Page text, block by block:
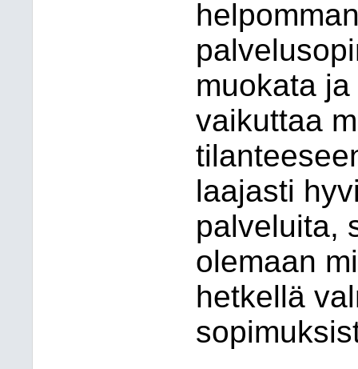
muokata
vaikuttaa
laajasti
palveluita,
olemaan
hetkellä